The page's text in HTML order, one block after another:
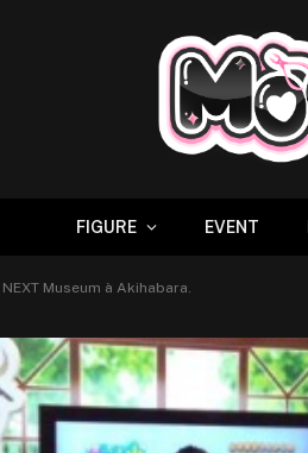
FIGURE EVENT
Museum à Akihabara.